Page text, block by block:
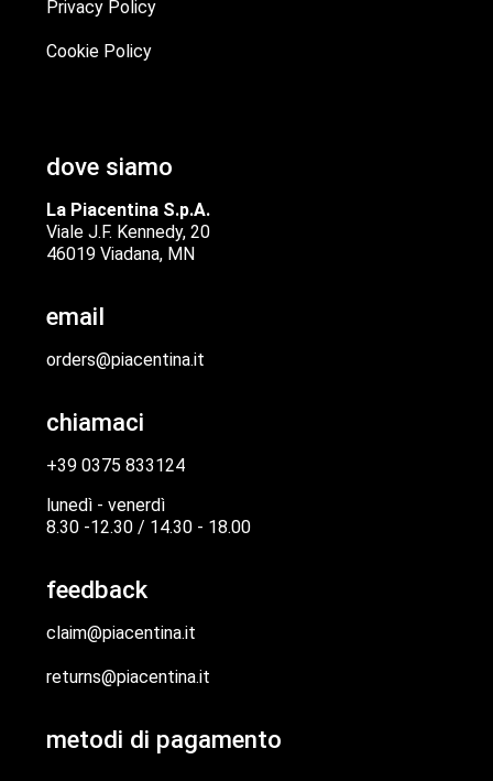
Privacy Policy
Cookie Policy
dove siamo
La Piacentina S.p.A.
Viale J.F. Kennedy, 20
46019 Viadana, MN
email
orders@piacentina.it
chiamaci
+39 0375 833124
lunedì - venerdì
8.30 -12.30 / 14.30 - 18.00
feedback
claim@piacentina.it
returns@piacentina.it
metodi di pagamento